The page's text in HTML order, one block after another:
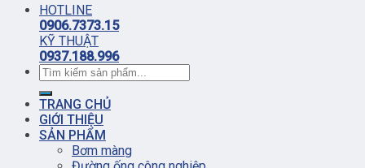
HOTLINE
0906.7373.15
KỸ THUẬT
0937.188.996
TRANG CHỦ
GIỚI THIỆU
SẢN PHẨM
Bơm màng